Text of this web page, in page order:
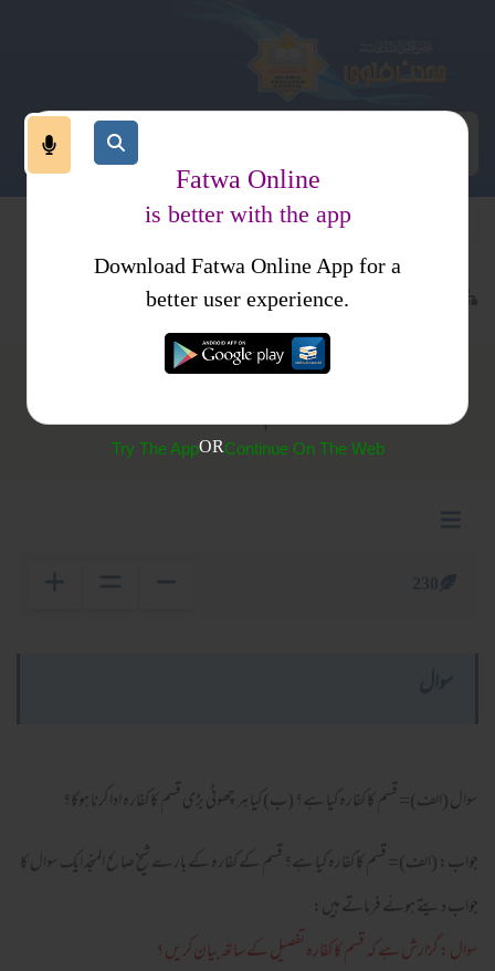
متفرقات
قسم کا کفارہ
سوال (الف)= قسم کا کفارہ کیا ہے؟ (ب) کیا ہر چھوٹی بڑی قسم کا کفارہ ادا کرنا ہوگا؟
جواب: (الف)= قسم کا کفارہ کیا ہے؟ قسم کے کفارہ کے بارے شیخ صالح المنجد ایک سوال کا
جواب دیتے ہوئے فرماتے ہیں:
سوال : گزارش ہے كہ قسم كا كفارہ تفصيل كے ساتھ بيان كريں ؟
Fatwa Online
is better with the app
Download Fatwa Online App for a
better user experience.
Try The AppORContinue On The Web